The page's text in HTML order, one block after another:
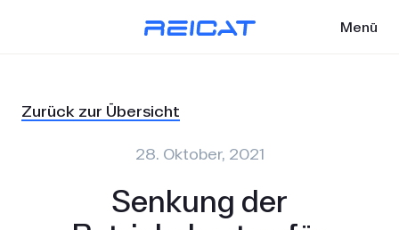
Menü
Zurück zur Übersicht
28. Oktober, 2021
Senkung der